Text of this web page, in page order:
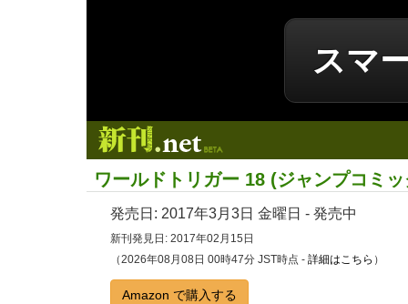
スマ
ワールドトリガー 18 (ジャンプコミ
発売日: 2017年3月3日 金曜日 - 発売中
新刊発見日: 2017年02月15日
（2026年08月08日 00時47分 JST時点 - 詳細はこちら ）
Amazon で購入する